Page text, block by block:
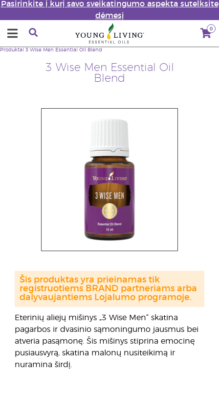
Pasirinkite į kurį savo sveikatingumo aspektą sutelksite
dėmesį
0
3 Wise Men Essential Oil
Blend
Produktai 3 Wise Men Essential Oil Blend
Eterinių aliejų mišinys „3 Wise Men“ skatina
pagarbos ir dvasinio sąmoningumo jausmus bei
atveria pasąmonę. Šis mišinys stiprina emocinę
pusiausvyrą, skatina malonų nusiteikimą ir
nuramina širdį.
Šis produktas yra prieinamas tik
registruotiems BRAND partneriams arba
dalyvaujantiems Lojalumo programoje.